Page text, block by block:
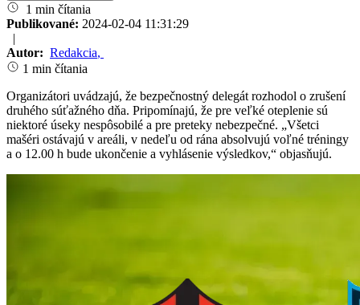
1 min čítania
Publikované: 2024-02-04 11:31:29
|
Autor: Redakcia,
1 min čítania
Organizátori uvádzajú, že bezpečnostný delegát rozhodol o zrušení
druhého súťažného dňa. Pripomínajú, že pre veľké oteplenie sú
niektoré úseky nespôsobilé a pre preteky nebezpečné. „Všetci
mašéri ostávajú v areáli, v nedeľu od rána absolvujú voľné tréningy
a o 12.00 h bude ukončenie a vyhlásenie výsledkov,“ objasňujú.